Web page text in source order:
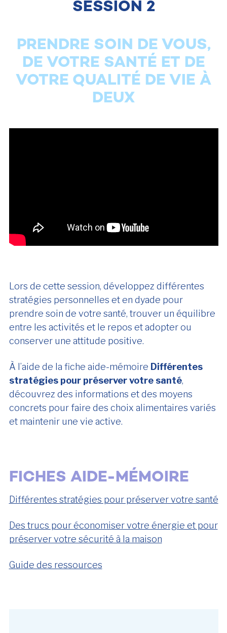
SESSION 2
PRENDRE SOIN DE VOUS,
DE VOTRE SANTÉ ET DE
VOTRE QUALITÉ DE VIE À
DEUX
Lors de cette session, développez différentes
stratégies personnelles et en dyade pour
prendre soin de votre santé, trouver un équilibre
entre les activités et le repos et adopter ou
conserver une attitude positive.
À l’aide de la fiche aide-mémoire Différentes
stratégies pour préserver votre santé,
découvrez des informations et des moyens
concrets pour faire des choix alimentaires variés
et maintenir une vie active.
FICHES AIDE-MÉMOIRE
Différentes stratégies pour préserver votre santé
Des trucs pour économiser votre énergie et pour
préserver votre sécurité à la maison
Guide des ressources